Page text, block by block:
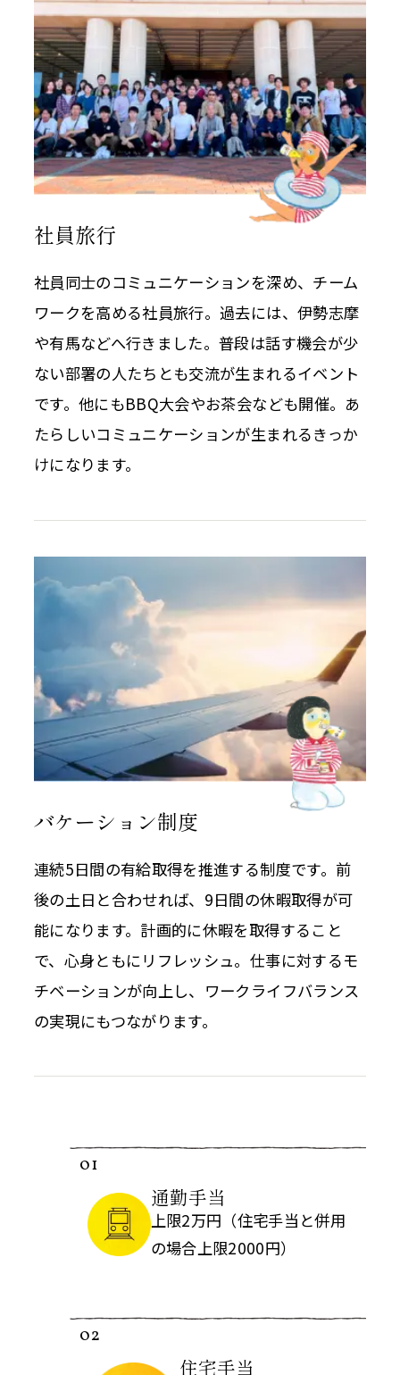
社員旅行
社員同士のコミュニケーションを深め、チーム
ワークを高める社員旅行。過去には、伊勢志摩
や有馬などへ行きました。普段は話す機会が少
ない部署の人たちとも交流が生まれるイベント
です。他にもBBQ大会やお茶会なども開催。あ
たらしいコミュニケーションが生まれるきっか
けになります。
バケーション制度
連続5日間の有給取得を推進する制度です。前
後の土日と合わせれば、9日間の休暇取得が可
能になります。計画的に休暇を取得すること
で、心身ともにリフレッシュ。仕事に対するモ
チベーションが向上し、ワークライフバランス
の実現にもつながります。
01
通勤手当
上限2万円 （住宅手当と併用
の場合上限2000円）
02
住宅手当